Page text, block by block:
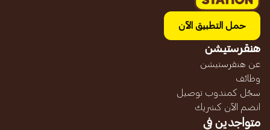
حمل التطبيق الآن
هنقرستيشن
عن هنقرستيشن
وظائف
سجّل كمندوب توصيل
انضم الآن كشريك
متواجدين في